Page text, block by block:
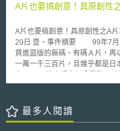
委員會評估相關風險，亦須通知
rating）較高的實驗室等。 3.違
制或終止補助之處分，甚至失去
學相關研究補助的機會。
A片也要搞創意！具原創性
A片也要搞創意！具原創性之A片享有著作權 科技法律
20日 壹、事件摘要 99年7月北市知名成人光碟店，以每片10元至20元
買進盜版的無碼、有碼Ａ片，
一萬一千三百片，且幾乎都是日
商著作權，分依違反《著作權法
保護，僅依販賣猥褻物品罪判處六個月有期
法院後，合議庭隨機挑16部Ａ片
最多人閱讀